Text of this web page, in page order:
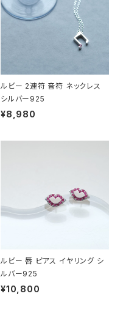
ルビー 2連符 音符 ネックレス
シルバー925
¥8,980
ルビー 唇 ピアス イヤリング シ
ルバー925
¥10,800